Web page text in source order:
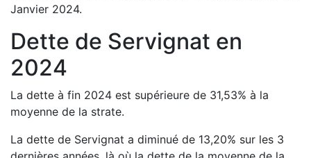
Janvier 2024.
Dette de Servignat en
2024
La dette à fin 2024 est supérieure de 31,53% à la
moyenne de la strate.
La dette de Servignat a diminué de 13,20% sur les 3